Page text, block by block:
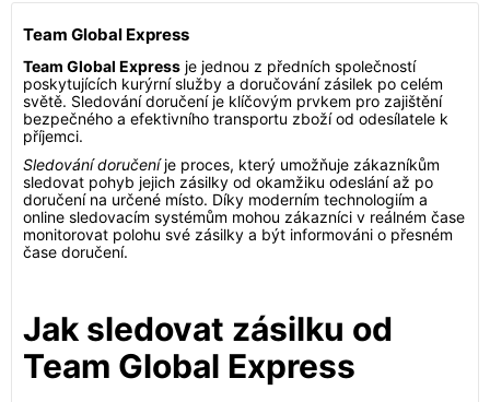
Team Global Express
Team Global Express je jednou z předních společností
poskytujících kurýrní služby a doručování zásilek po celém
světě. Sledování doručení je klíčovým prvkem pro zajištění
bezpečného a efektivního transportu zboží od odesílatele k
příjemci.
Sledování doručeníje proces, který umožňuje zákazníkům
sledovat pohyb jejich zásilky od okamžiku odeslání až po
doručení na určené místo. Díky moderním technologiím a
online sledovacím systémům mohou zákazníci v reálném čase
monitorovat polohu své zásilky a být informováni o přesném
čase doručení.
Jak sledovat zásilku od
Team Global Express